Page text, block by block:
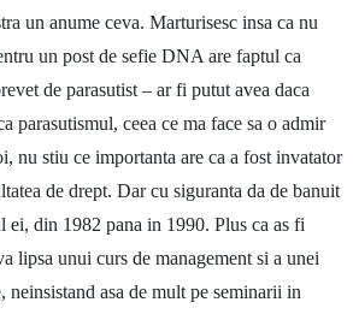
un anume ceva. Marturisesc insa ca nu
un post de sefie DNA are faptul ca
de parasutist – ar fi putut avea daca
parasutismul, ceea ce ma face sa o admir
nu stiu ce importanta are ca a fost invatator
de drept. Dar cu siguranta da de banuit
din 1982 pana in 1990. Plus ca as fi
lipsa unui curs de management si a unei
neinsistand asa de mult pe seminarii in